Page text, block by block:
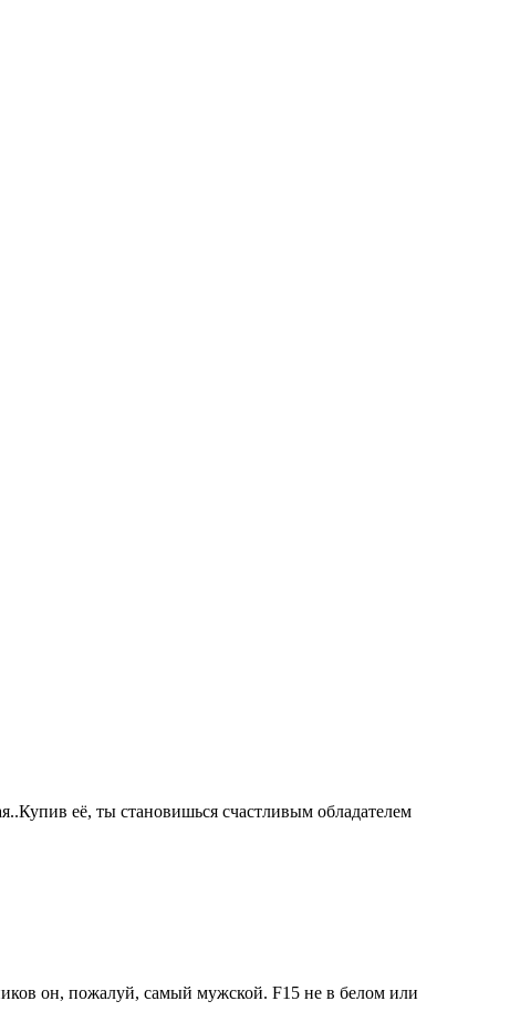
её, ты становишься счастливым обладателем
он, пожалуй, самый мужской. F15 не в белом или